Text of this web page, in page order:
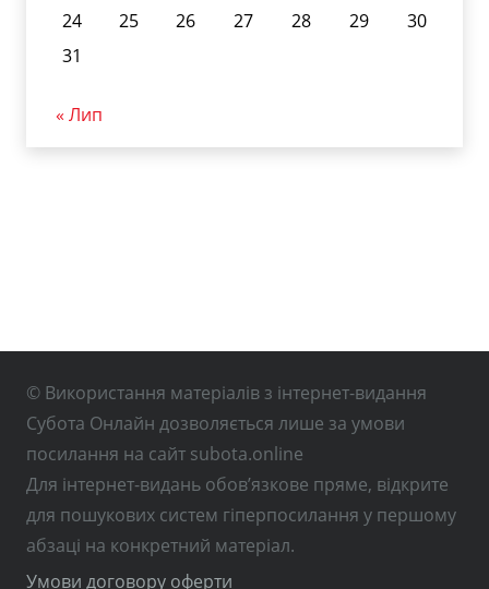
24
25 26 27 28 29
30
31
« Лип
© Використання матеріалів з інтернет-видання
Субота Онлайн дозволяється лише за умови
посилання на сайт subota.online
Для інтернет-видань обов’язкове пряме, відкрите
для пошукових систем гіперпосилання у першому
абзаці на конкретний матеріал.
Умови договору оферти